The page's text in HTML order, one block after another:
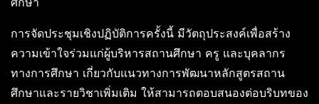
การจัดประชุมเชิงปฏิบัติการครั้งนี้ มีวัตถุประสงค์เพื่อสร้าง
ความเข้าใจร่วมแก่ผู้บริหารสถานศึกษา ครู และบุคลากร
ทางการศึกษา เกี่ยวกับแนวทางการพัฒนาหลักสูตรสถาน
ศึกษาและรายวิชาเพิ่มเติม ให้สามารถตอบสนองต่อบริบทของ